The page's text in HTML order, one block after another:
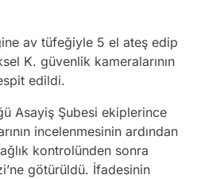
av tüfeğiyle 5 el ateş edip
K. güvenlik kameralarının
edildi.
Asayiş Şubesi ekiplerince
incelenmesinin ardından
kontrolünden sonra
götürüldü. İfadesinin